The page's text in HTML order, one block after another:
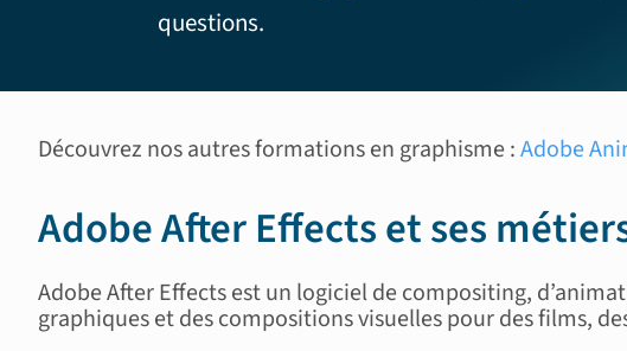
questions.
Découvrez nos autres formations en graphisme :Adobe
Adobe After Effects et ses
Adobe After Effects est un logiciel de compositing,
graphiques et des compositions visuelles pour des films,